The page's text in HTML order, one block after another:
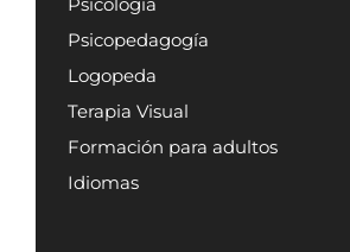
Psicopedagogía
Logopeda
Terapia Visual
Formación para adultos
Idiomas